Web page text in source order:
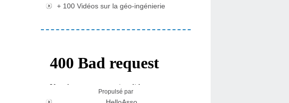
+ 100 Vidéos sur la géo-ingénierie
Propulsé par